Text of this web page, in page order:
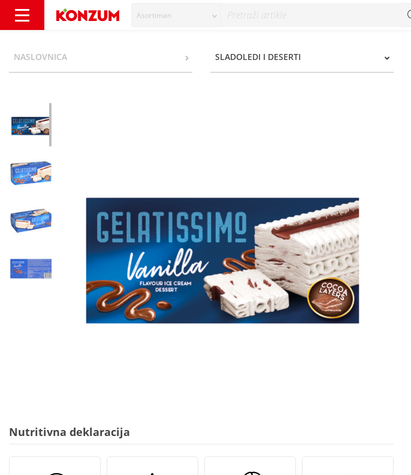
Asortiman
NASLOVNICA SLADOLEDI I DESERTI
Nutritivna deklaracija